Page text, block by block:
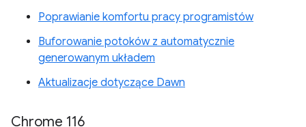
Poprawianie komfortu pracy programistów
Buforowanie potoków z automatycznie
generowanym układem
Aktualizacje dotyczące Dawn
Chrome 116